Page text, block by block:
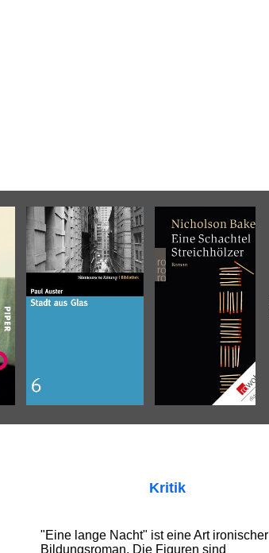
Kritik
"Eine lange Nacht" ist eine Art ironischer
Bildungsroman. Die Figuren sind